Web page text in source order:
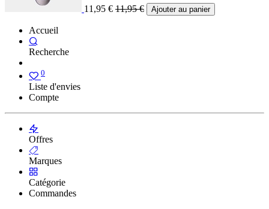
11,95 € 11,95€ Ajouter au panier
Accueil
Recherche
0
Liste d'envies
Compte
Offres
Marques
Catégorie
Commandes